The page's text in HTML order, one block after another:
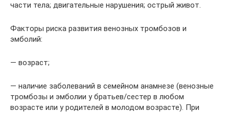
части тела; двигательные нарушения; острый живот.
Факторы риска развития венозных тромбозов и
эмболий:
— возраст;
— наличие заболеваний в семейном анамнезе (венозные
тромбозы и эмболии у братьев/сестер в любом
возрасте или у родителей в молодом возрасте). При